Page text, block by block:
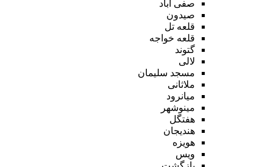
صفی آباد
صیدون
قلعه تل
قلعه خواجه
گتوند
لالی
مسجد سلیمان
ملاثانی
میانرود
مینوشهر
هفتگل
هندیجان
هویزه
ویس